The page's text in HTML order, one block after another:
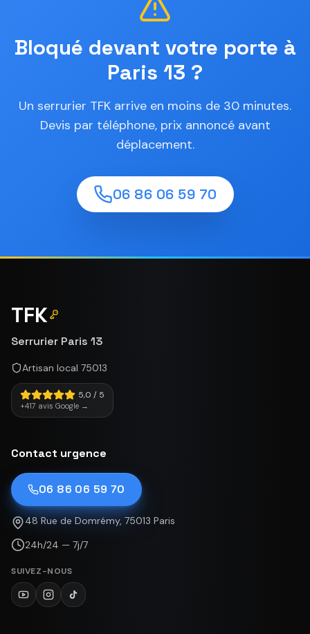
Bloqué devant votre porte à
Paris 13 ?
Un serrurier TFK arrive en moins de 30 minutes.
Devis par téléphone, prix annoncé avant
déplacement.
06 86 06 59 70
TFK
Serrurier Paris 13
Artisan local 75013
5,0 / 5
+417 avis Google →
Contact urgence
06 86 06 59 70
48 Rue de Domrémy, 75013 Paris
24h/24 — 7j/7
SUIVEZ-NOUS